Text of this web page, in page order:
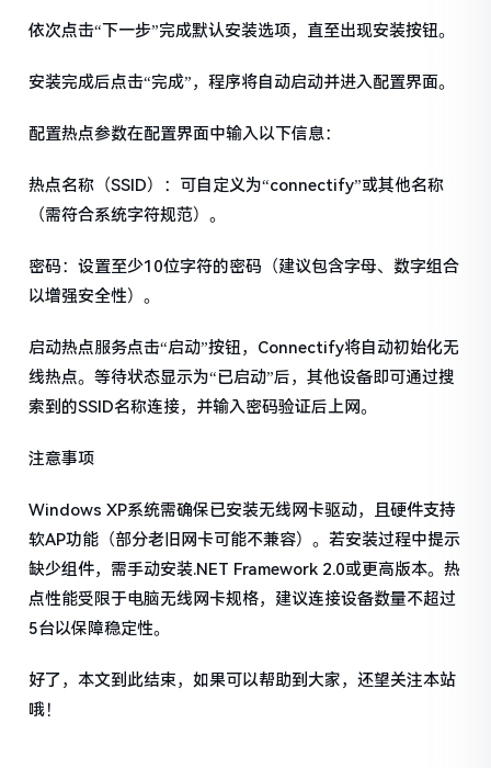
依次点击“下一步”完成默认安装选项，直至出现安装按钮。
安装完成后点击“完成”，程序将自动启动并进入配置界面。
配置热点参数在配置界面中输入以下信息：
热点名称（SSID）：可自定义为“connectify”或其他名称
（需符合系统字符规范）。
密码：设置至少10位字符的密码（建议包含字母、数字组合
以增强安全性）。
启动热点服务点击“启动”按钮，Connectify将自动初始化无
线热点。等待状态显示为“已启动”后，其他设备即可通过搜
索到的SSID名称连接，并输入密码验证后上网。
注意事项
Windows XP系统需确保已安装无线网卡驱动，且硬件支持
软AP功能（部分老旧网卡可能不兼容）。若安装过程中提示
缺少组件，需手动安装.NET Framework 2.0或更高版本。热
点性能受限于电脑无线网卡规格，建议连接设备数量不超过
5台以保障稳定性。
好了，本文到此结束，如果可以帮助到大家，还望关注本站
哦！